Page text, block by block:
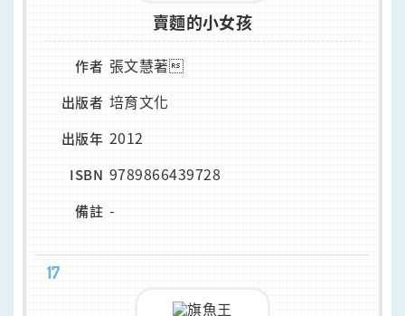
賣麵的小女孩
作者 張文慧著
出版者 培育文化
出版年 2012
ISBN 9789866439728
備註 -
17